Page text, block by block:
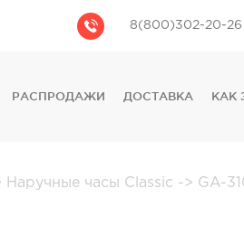
8(800)302-20-26
РАСПРОДАЖИ ДОСТАВКА КАК
Наручные часы Classic -> GA-